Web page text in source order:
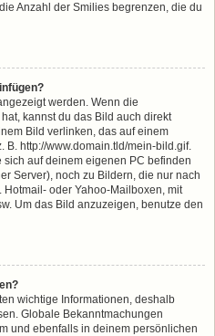
Anzahl der Smilies begrenzen, die du
werden. Wenn die
kannst du das Bild auch direkt
Bild verlinken, das auf einem
http://www.domain.tld/mein-bild.gif.
auf deinem eigenen PC befinden
Server), noch zu Bildern, die nur nach
oder Yahoo-Mailboxen, mit
Um das Bild anzuzeigen, benutze den
wichtige Informationen, deshalb
Globale Bekanntmachungen
und ebenfalls in deinem persönlichen